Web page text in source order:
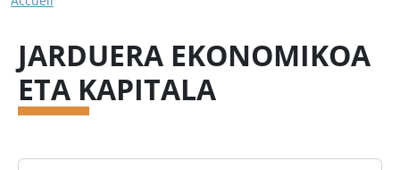
JARDUERA EKONOMIKOA
ETA KAPITALA